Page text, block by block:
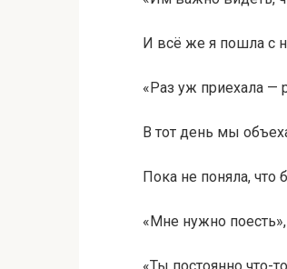
И всё же я пошла с
«Раз уж приехала —
В тот день мы
Пока не поняла, что
«Мне нужно